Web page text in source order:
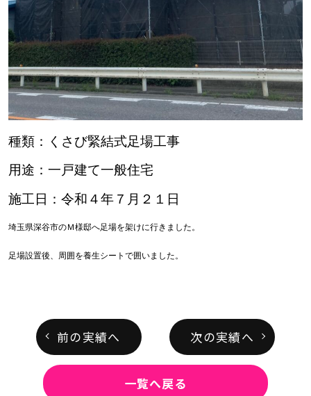
種類：くさび緊結式足場工事
用途：一戸建て一般住宅
施工日：令和４年７月２１日
埼玉県深谷市のＭ様邸へ足場を架けに行きました。
足場設置後、周囲を養生シートで囲いました。
前の実績へ 次の実績へ
一覧へ戻る